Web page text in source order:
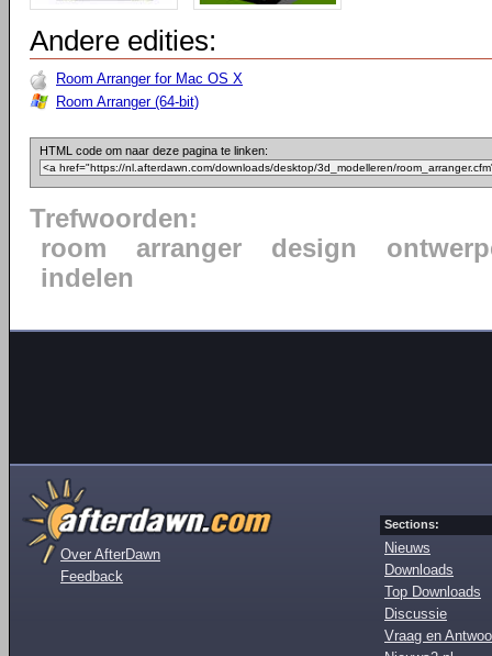
Andere edities:
Room Arranger for Mac OS X
Room Arranger (64-bit)
HTML code om naar deze pagina te linken:
Trefwoorden:
room
arranger design
indelen
Over AfterDawn
Feedback
Sections:
Nieuws
Downloads
Top Downloads
Discussie
Vraag en